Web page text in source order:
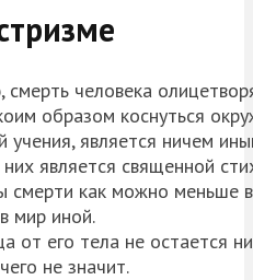
смерть человека
образом коснуться
учения, является ничем
является священной
смерти как можно меньше
мир иной.
от его тела не остается
не значит.